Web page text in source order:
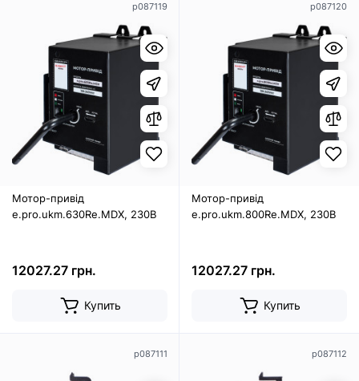
p087119
Мотор-привід
e.pro.ukm.630Re.MDX, 230В
12027.27 грн.
Купить
p087120
Мотор-привід
e.pro.ukm.800Re.MDX, 230В
12027.27 грн.
Купить
p087111 p087112